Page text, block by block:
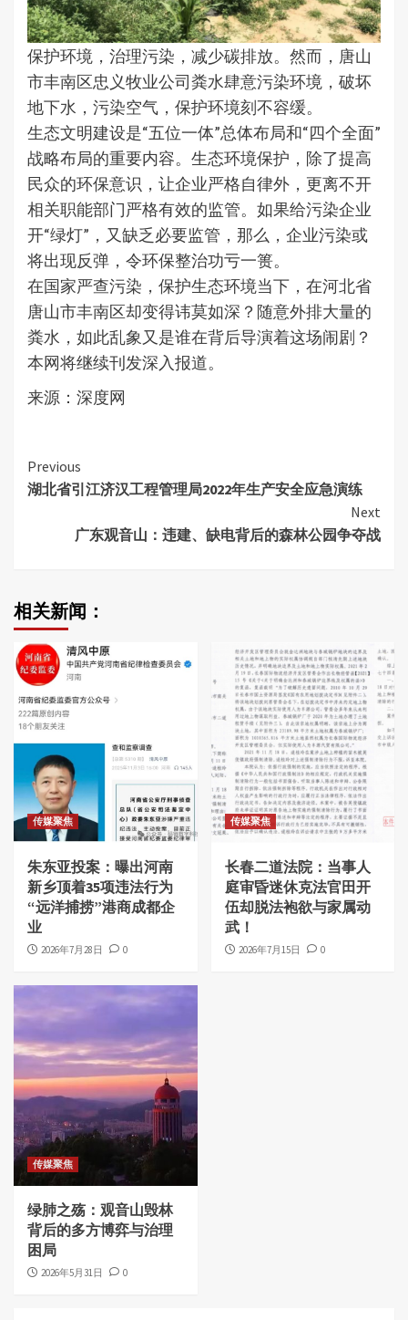
保护环境，治理污染，减少碳排放。然而，唐山
市丰南区忠义牧业公司粪水肆意污染环境，破坏
地下水，污染空气，保护环境刻不容缓。
生态文明建设是“五位一体”总体布局和“四个全面”
战略布局的重要内容。生态环境保护，除了提高
民众的环保意识，让企业严格自律外，更离不开
相关职能部门严格有效的监管。如果给污染企业
开“绿灯”，又缺乏必要监管，那么，企业污染或
将出现反弹，令环保整治功亏一篑。
在国家严查污染，保护生态环境当下，在河北省
唐山市丰南区却变得讳莫如深？随意外排大量的
粪水，如此乱象又是谁在背后导演着这场闹剧？
本网将继续刊发深入报道。
来源：深度网
Continue
Reading
Previous
湖北省引江济汉工程管理局2022年生产安全应急演练
Next
广东观音山：违建、缺电背后的森林公园争夺战
相关新闻：
传媒聚焦
朱东亚投案：曝出河南
新乡顶着35项违法行为
“远洋捕捞”港商成都企
业
2026年7月28日 0
传媒聚焦
长春二道法院：当事人
庭审昏迷休克法官田开
伍却脱法袍欲与家属动
武！
2026年7月15日 0
传媒聚焦
绿肺之殇：观音山毁林
背后的多方博弈与治理
困局
2026年5月31日 0